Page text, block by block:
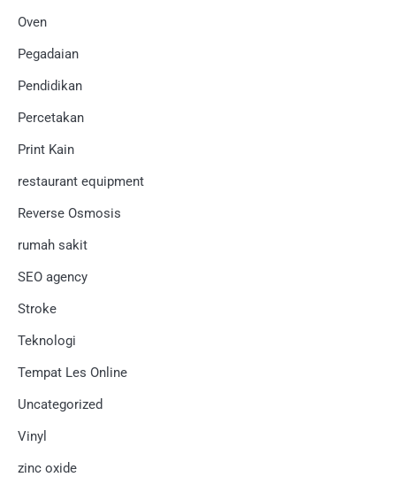
Oven
Pegadaian
Pendidikan
Percetakan
Print Kain
restaurant equipment
Reverse Osmosis
rumah sakit
SEO agency
Stroke
Teknologi
Tempat Les Online
Uncategorized
Vinyl
zinc oxide